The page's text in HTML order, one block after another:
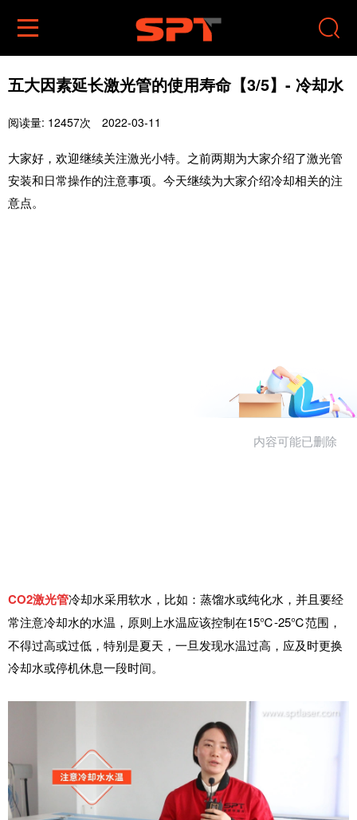
 
五大因素延长激光管的使用寿命【3/5】- 冷却水
阅读量: 12457次 2022-03-11
大家好，欢迎继续关注激光小特。之前两期为大家介绍了激光管
安装和日常操作的注意事项。今天继续为大家介绍冷却相关的注
意点。
CO2激光管冷却水采用软水，比如：蒸馏水或纯化水，并且要经
常注意冷却水的水温，原则上水温应该控制在15℃-25℃范围，
不得过高或过低，特别是夏天，一旦发现水温过高，应及时更换
冷却水或停机休息一段时间。